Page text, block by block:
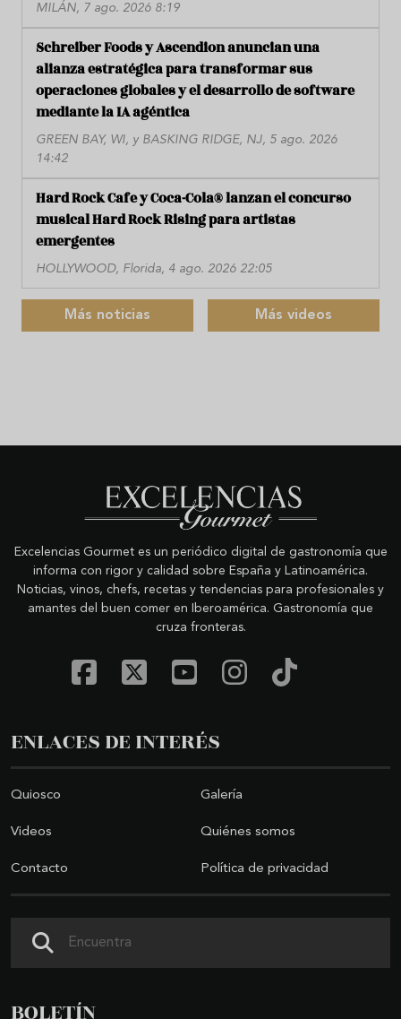
MILÁN, 7 ago. 2026 8:19
Schreiber Foods y Ascendion anuncian una
alianza estratégica para transformar sus
operaciones globales y el desarrollo de software
mediante la IA agéntica
GREEN BAY, WI, y BASKING RIDGE, NJ, 5 ago. 2026
14:42
Hard Rock Cafe y Coca-Cola® lanzan el concurso
musical Hard Rock Rising para artistas
emergentes
HOLLYWOOD, Florida, 4 ago. 2026 22:05
Más noticias Más videos
Excelencias Gourmet es un periódico digital de gastronomía que
informa con rigor y calidad sobre España y Latinoamérica.
Noticias, vinos, chefs, recetas y tendencias para profesionales y
amantes del buen comer en Iberoamérica. Gastronomía que
cruza fronteras.
ENLACES DE INTERÉS
Quiosco Galería
Videos Quiénes somos
Contacto Política de privacidad